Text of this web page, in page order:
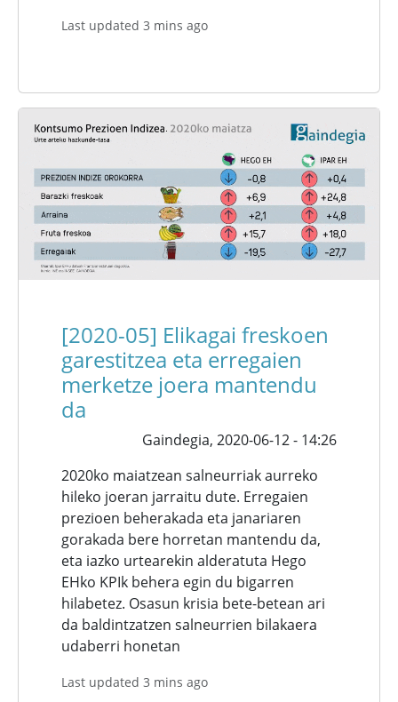
Last updated 3 mins ago
[2020-05] Elikagai freskoen
garestitzea eta erregaien
merketze joera mantendu
da
Gaindegia, 2020-06-12 - 14:26
2020ko maiatzean salneurriak aurreko
hileko joeran jarraitu dute. Erregaien
prezioen beherakada eta janariaren
gorakada bere horretan mantendu da,
eta iazko urtearekin alderatuta Hego
EHko KPIk behera egin du bigarren
hilabetez. Osasun krisia bete-betean ari
da baldintzatzen salneurrien bilakaera
udaberri honetan
Last updated 3 mins ago